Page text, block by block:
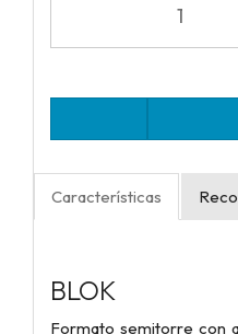
Características
BLOK
Formato semitorre con